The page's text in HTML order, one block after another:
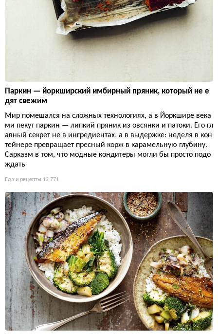
Паркин — йоркширский имбирный пряник, который не е
дят свежим
Мир помешался на сложных технологиях, а в Йоркшире века
ми пекут паркин — липкий пряник из овсянки и патоки. Его гл
авный секрет не в ингредиентах, а в выдержке: неделя в кон
тейнере превращает пресный корж в карамельную глубину.
Сарказм в том, что модные кондитеры могли бы просто подо
ждать
Еда и рецепты 12 771